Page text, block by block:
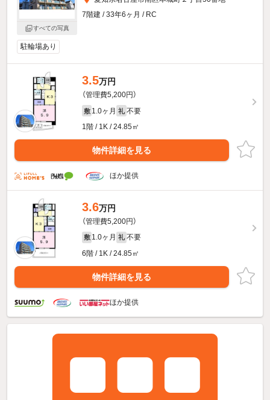
すべての写真
7階建 / 33年6ヶ月 / RC
駐輪場あり
3.5万円
（管理費5,200円）
敷 1.0ヶ月 礼 不要
1階 / 1K / 24.85㎡
物件詳細を見る
ほか提供
3.6万円
（管理費5,200円）
敷 1.0ヶ月 礼 不要
6階 / 1K / 24.85㎡
物件詳細を見る
ほか提供